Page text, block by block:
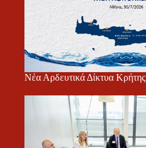
Νέα Αρδευτικά Δίκτυα Κρήτης